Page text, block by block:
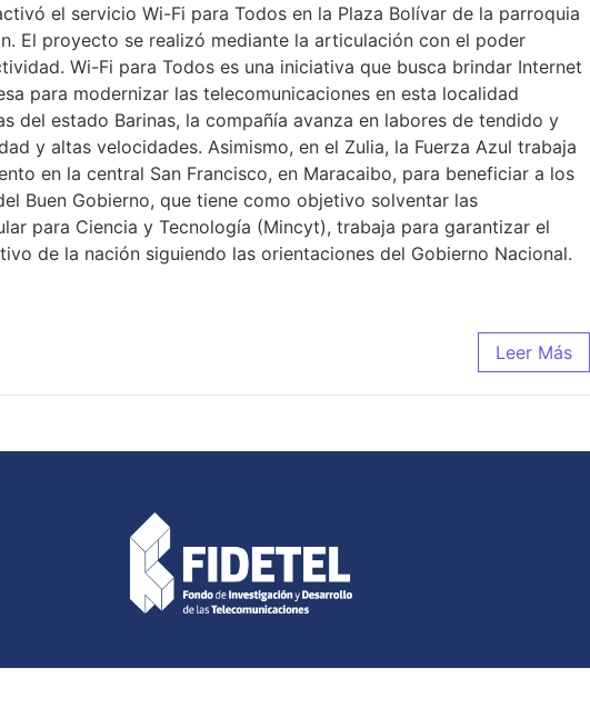
el servicio Wi-Fi para Todos en la Plaza Bolívar de la parroquia
El proyecto se realizó mediante la articulación con el poder
Wi-Fi para Todos es una iniciativa que busca brindar Internet
para modernizar las telecomunicaciones en esta localidad
del estado Barinas, la compañía avanza en labores de tendido y
y altas velocidades. Asimismo, en el Zulia, la Fuerza Azul trabaja
en la central San Francisco, en Maracaibo, para beneficiar a los
Buen Gobierno, que tiene como objetivo solventar las
para Ciencia y Tecnología (Mincyt), trabaja para garantizar el
de la nación siguiendo las orientaciones del Gobierno Nacional.
Leer Más